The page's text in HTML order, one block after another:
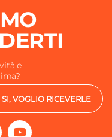
e
SI, VOGLIO RICEVERLE